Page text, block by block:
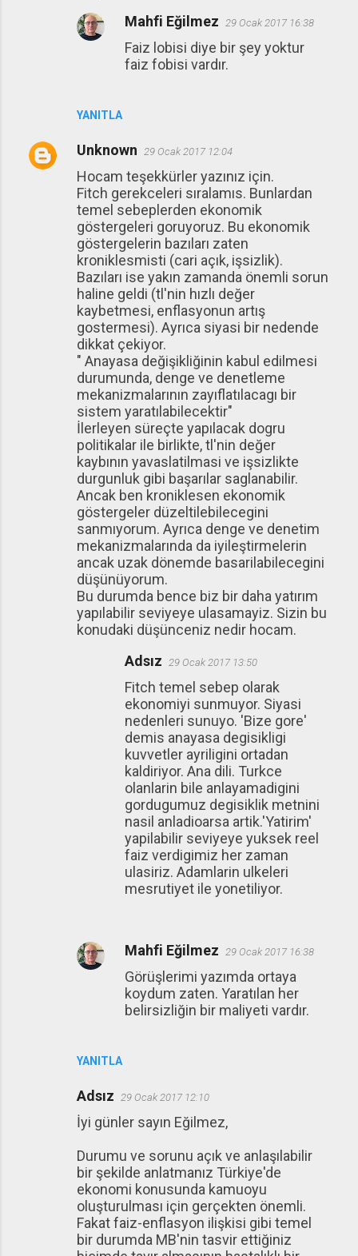
YANITLA
Mahfi Eğilmez 29 Ocak 2017 16:38
Faiz lobisi diye bir şey yoktur
faiz fobisi vardır.
Unknown 29 Ocak 2017 12:04
Hocam teşekkürler yazınız için.
Fitch gerekceleri sıralamıs. Bunlardan
temel sebeplerden ekonomik
göstergeleri goruyoruz. Bu ekonomik
göstergelerin bazıları zaten
kroniklesmisti (cari açık, işsizlik).
Bazıları ise yakın zamanda önemli sorun
haline geldi (tl'nin hızlı değer
kaybetmesi, enflasyonun artış
gostermesi). Ayrıca siyasi bir nedende
dikkat çekiyor.
" Anayasa değişikliğinin kabul edilmesi
durumunda, denge ve denetleme
mekanizmalarının zayıflatılacagı bir
sistem yaratılabilecektir"
İlerleyen süreçte yapılacak dogru
politikalar ile birlikte, tl'nin değer
kaybının yavaslatilmasi ve işsizlikte
durgunluk gibi başarılar saglanabilir.
Ancak ben kroniklesen ekonomik
göstergeler düzeltilebilecegini
sanmıyorum. Ayrıca denge ve denetim
mekanizmalarında da iyileştirmelerin
ancak uzak dönemde basarilabilecegini
düşünüyorum.
Bu durumda bence biz bir daha yatırım
yapılabilir seviyeye ulasamayiz. Sizin bu
konudaki düşünceniz nedir hocam.
YANITLA
Adsız 29 Ocak 2017 13:50
Fitch temel sebep olarak
ekonomiyi sunmuyor. Siyasi
nedenleri sunuyo. 'Bize gore'
demis anayasa degisikligi
kuvvetler ayriligini ortadan
kaldiriyor. Ana dili. Turkce
olanlarin bile anlayamadigini
gordugumuz degisiklik metnini
nasil anladioarsa artik.'Yatirim'
yapilabilir seviyeye yuksek reel
faiz verdigimiz her zaman
ulasiriz. Adamlarin ulkeleri
mesrutiyet ile yonetiliyor.
Mahfi Eğilmez 29 Ocak 2017 16:38
Görüşlerimi yazımda ortaya
koydum zaten. Yaratılan her
belirsizliğin bir maliyeti vardır.
Adsız 29 Ocak 2017 12:10
İyi günler sayın Eğilmez,
Durumu ve sorunu açık ve anlaşılabilir
bir şekilde anlatmanız Türkiye'de
ekonomi konusunda kamuoyu
oluşturulması için gerçekten önemli.
Fakat faiz-enflasyon ilişkisi gibi temel
bir durumda MB'nin tasvir ettiğiniz